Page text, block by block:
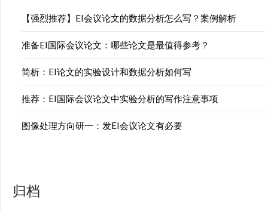
【强烈推荐】EI会议论文的数据分析怎么写？案例解析
准备EI国际会议论文：哪些论文是最值得参考？
简析：EI论文的实验设计和数据分析如何写
推荐：EI国际会议论文中实验分析的写作注意事项
图像处理方向研一：发EI会议论文有必要
归档